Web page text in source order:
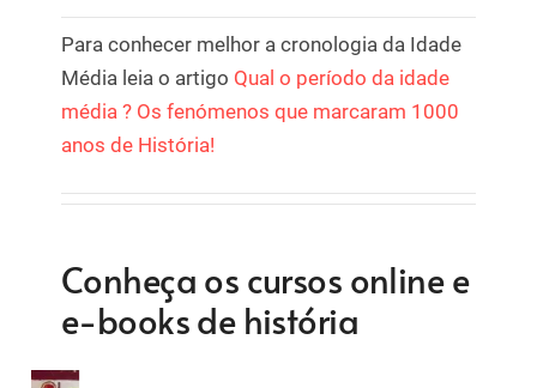
Para conhecer melhor a cronologia da Idade
Média leia o artigo Qual o período da idade
média ? Os fenómenos que marcaram 1000
anos de História!
Conheça os cursos online e
e-books de história